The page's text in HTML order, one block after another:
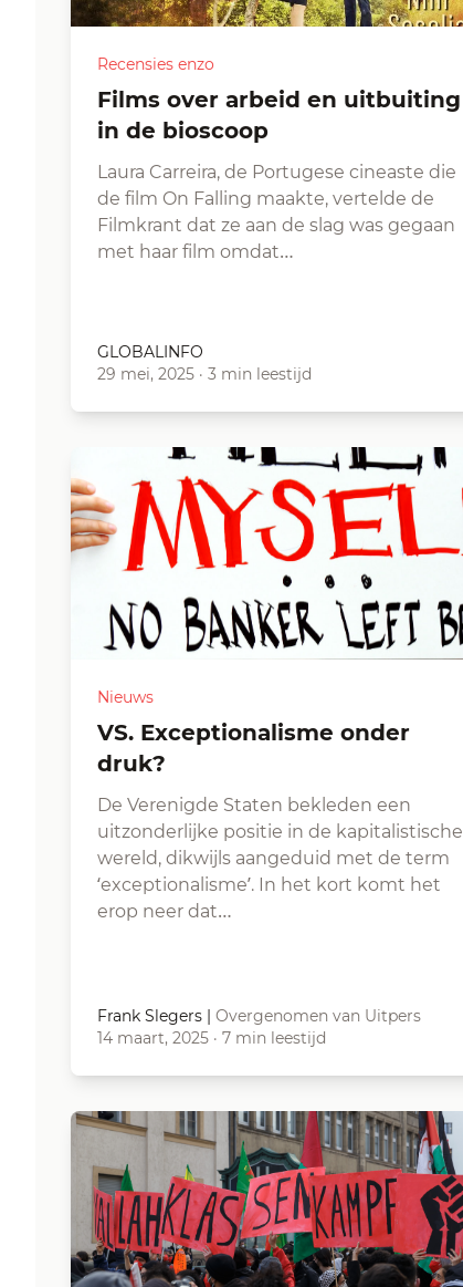
Recensies enzo
Films over arbeid en uitbuiting
in de bioscoop
Laura Carreira, de Portugese cineaste die
de film On Falling maakte, vertelde de
Filmkrant dat ze aan de slag was gegaan
met haar film omdat…
GLOBALINFO
29 mei, 2025 · 3 min leestijd
Nieuws
VS. Exceptionalisme onder
druk?
De Verenigde Staten bekleden een
uitzonderlijke positie in de kapitalistische
wereld, dikwijls aangeduid met de term
‘exceptionalisme’. In het kort komt het
erop neer dat…
Frank Slegers | Overgenomen van Uitpers
14 maart, 2025 · 7 min leestijd